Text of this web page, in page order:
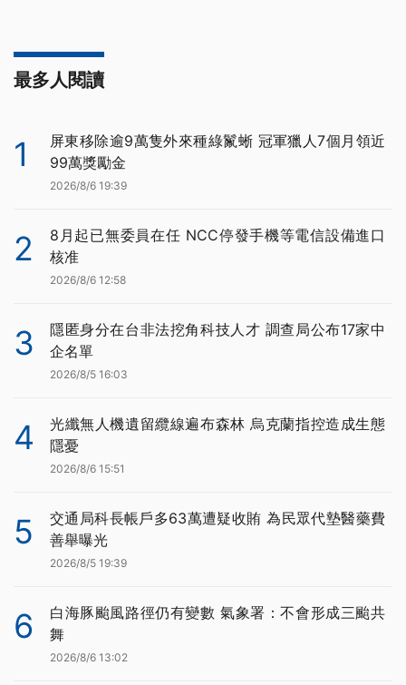
最多人閱讀
1
屏東移除逾9萬隻外來種綠鬣蜥 冠軍獵人7個月領近
99萬獎勵金
2026/8/6 19:39
2
8月起已無委員在任 NCC停發手機等電信設備進口
核准
2026/8/6 12:58
3
隱匿身分在台非法挖角科技人才 調查局公布17家中
企名單
2026/8/5 16:03
4
光纖無人機遺留纜線遍布森林 烏克蘭指控造成生態
隱憂
2026/8/6 15:51
5
交通局科長帳戶多63萬遭疑收賄 為民眾代墊醫藥費
善舉曝光
2026/8/5 19:39
6
白海豚颱風路徑仍有變數 氣象署：不會形成三颱共
舞
2026/8/6 13:02